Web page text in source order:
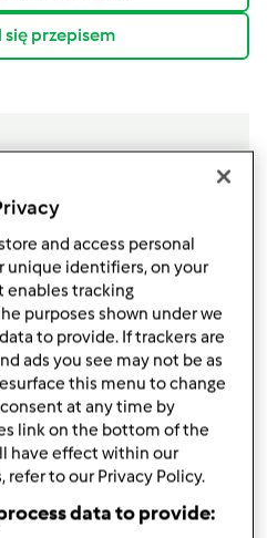
się przepisem
w słupki ( 2cm)
pokrojonej w paski (
w pióra
gram
pokrojonego w
lub dwie małe z
and access personal
unique identifiers, on your
enables tracking
purposes shown under we
to provide. If trackers are
ads you see may not be as
this menu to change
at any time by
link on the bottom of the
have effect within our
refer to our Privacy Policy.
data to provide: